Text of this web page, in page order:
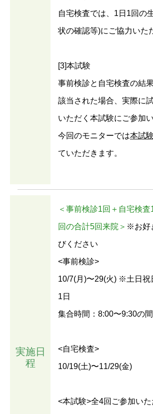
自宅検査では、1日1回の
状の確認等)にご協力いた
[3]本試験
事前検診と自宅検査の結
該当された場合、実際に
いただく本試験にご参加
今回のモニターでは本試
ていただきます。
実施日
程
＜事前検診1回＋自宅検
回の合計5回来院＞ ※お好
びください
<事前検診>
10/7(月)〜29(火) ※土日祝
1日
集合時間：8:00〜9:30の間
<自宅検査>
10/19(土)〜11/29(金)
<本試験>全4回ご参加い